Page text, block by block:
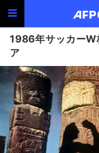
1986年サッカーW
ア